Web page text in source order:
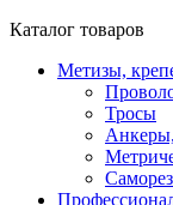
Каталог товаров
Метизы,
Тросы